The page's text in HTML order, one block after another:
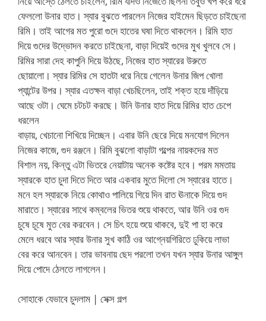
ফেললো উনার হাত। স্যার বুঝতে পারলেন নিজের হাইমেন ছিড়তে চাইছেনা
রিমি। তাই আগের মত পুরো গুদে হাতের ঘষা দিতে থাকলেন। রিমি হাত
দিয়ে গুদের উদ্ভোদন করতে চাইছেনা, বাড়া দিয়েই গুদের মুখ খুলবে সে।
রিমির সারা দেহ কাপুনি দিয়ে উঠছে, নিজের হাত স্যারের উরুতে
ছোয়ালো। স্যার রিমির সে হাতটা ধরে নিয়ে গেলেন উনার জিপ খোলা
প্যান্টের উপর। স্যার এতক্ষন বাড়া খেচছিলেন, তাই শক্ত হয়ে দাঁড়িয়ে
আছে ওটা। ঘেমে চটচট করছে। উনি উনার হাত দিয়ে রিমির হাত চেপে
ধরলেন
বাড়ায়, খেচানো শিখিয়ে দিচ্ছেন। এবার উনি ছেরে দিয়ে মনযোগ দিলেন
নিজের কাজে, গুদ রঞ্জনে। রিমি বুঝলো বাড়াটা গল্পের নায়কদের মত
বিশাল নয়, কিন্তু এটা ভিতরে নেয়াটায় অনেক কষ্টের হবে। পরম মমতায়
স্যারকে হাত চুদা দিতে দিতে আর একবার মুতে দিলো সে স্যারের হাতে।
মনে হল স্যারকে নিয়ে কোথাও পালিয়ে গিয়ে দিন রাত ঊনাকে দিয়ে গুদ
মারাতে। স্যারের সাথে কম্বলের ভিতর শুয়ে থাকতে, আর উনি ওর গুদ
চুষে চূষে মুত বের করবেন। সে চিৎ হয়ে শুয়ে থাকবে, দুই পা হা করে
মেলে ধরবে আর স্যার উনার সুখ কাঠি ওর আগ্নেয়গিরিতে ঢুকিয়ে লাভা
বের করে আনবেন। তার ভাবনায় ছেদ পরলো তখন যখন স্যার উনার আঙ্গুল
দিয়ে পোদে ঠেলতে লাগলেন।
সোহাকে যেভাবে চুদলাম | সেক্স গল্প